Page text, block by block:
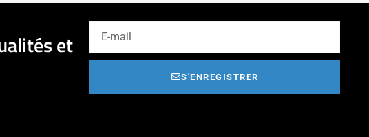
et
S'ENREGISTRER